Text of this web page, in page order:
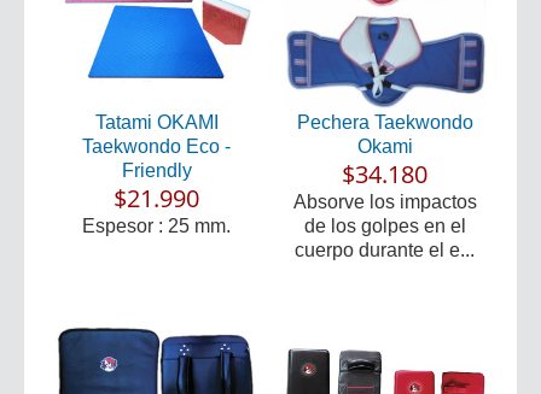
Tatami OKAMI
Taekwondo Eco -
Friendly
$21.990
Espesor : 25 mm.
Pechera Taekwondo
Okami
$34.180
Absorve los impactos
de los golpes en el
cuerpo durante el e...